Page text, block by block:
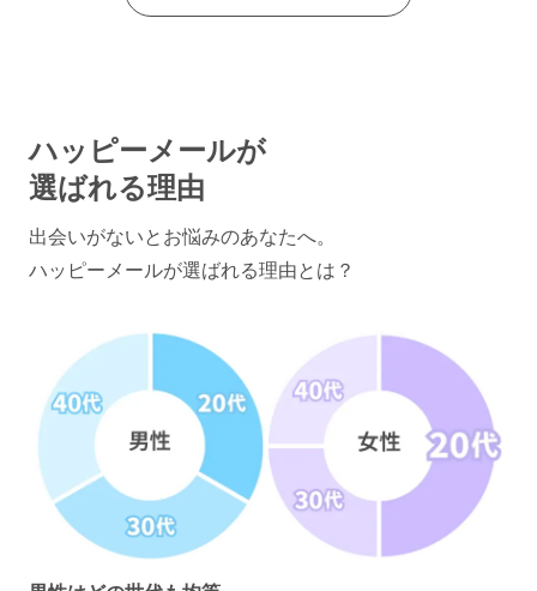
ハッピーメールが
選ばれる理由
出会いがないとお悩みのあなたへ。
ハッピーメールが選ばれる理由とは？